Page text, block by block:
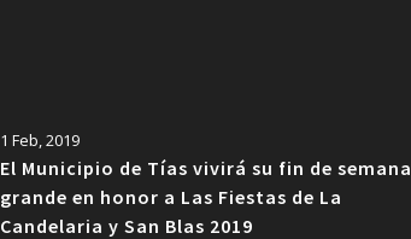
1 Feb, 2019
El Municipio de Tías vivirá su fin de semana
grande en honor a Las Fiestas de La
Candelaria y San Blas 2019